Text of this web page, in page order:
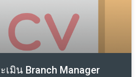
มิน Branch Manager